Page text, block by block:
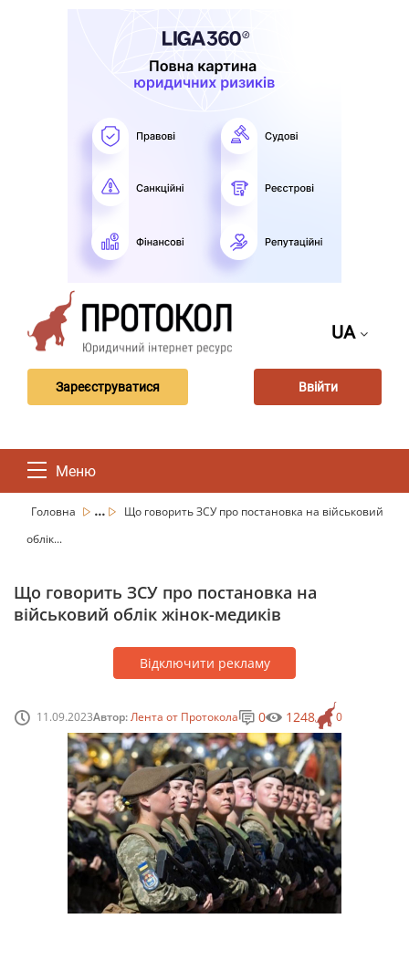
UA
Зареєструватися Ввійти
Меню
Головна ...
Що говорить ЗСУ про постановка на військовий
облік...
Що говорить ЗСУ про постановка на
військовий облік жінок-медиків
Відключити рекламу
11.09.2023Автор:Лента от Протокола 0
0 1248